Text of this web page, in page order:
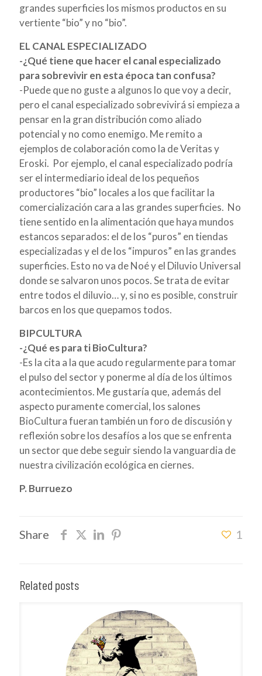
grandes superficies los mismos productos en su
vertiente “bio” y no “bio”.
EL CANAL ESPECIALIZADO
-¿Qué tiene que hacer el canal especializado
para sobrevivir en esta época tan confusa?
-Puede que no guste a algunos lo que voy a decir,
pero el canal especializado sobrevivirá si empieza a
pensar en la gran distribución como aliado
potencial y no como enemigo. Me remito a
ejemplos de colaboración como la de Veritas y
Eroski. Por ejemplo, el canal especializado podría
ser el intermediario ideal de los pequeños
productores “bio” locales a los que facilitar la
comercialización cara a las grandes superficies. No
tiene sentido en la alimentación que haya mundos
estancos separados: el de los “puros” en tiendas
especializadas y el de los “impuros” en las grandes
superficies. Esto no va de Noé y el Diluvio Universal
donde se salvaron unos pocos. Se trata de evitar
entre todos el diluvio… y, si no es posible, construir
barcos en los que quepamos todos.
BIPCULTURA
-¿Qué es para ti BioCultura?
-Es la cita a la que acudo regularmente para tomar
el pulso del sector y ponerme al día de los últimos
acontecimientos. Me gustaría que, además del
aspecto puramente comercial, los salones
BioCultura fueran también un foro de discusión y
reflexión sobre los desafíos a los que se enfrenta
un sector que debe seguir siendo la vanguardia de
nuestra civilización ecológica en ciernes.
P. Burruezo
Share 1
Related posts